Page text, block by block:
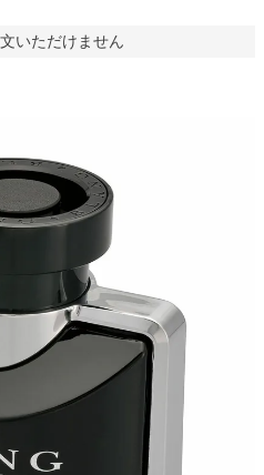
いただけません